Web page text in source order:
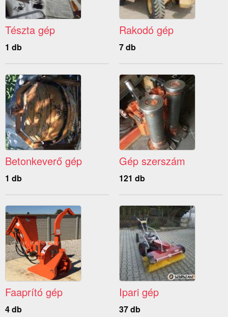
Tészta gép
1 db
Rakodó gép
7 db
Betonkeverő gép
1 db
Gép szerszám
121 db
Faaprító gép
4 db
Ipari gép
37 db